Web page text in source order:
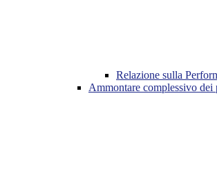
Relazione sulla
Ammontare complessivo dei